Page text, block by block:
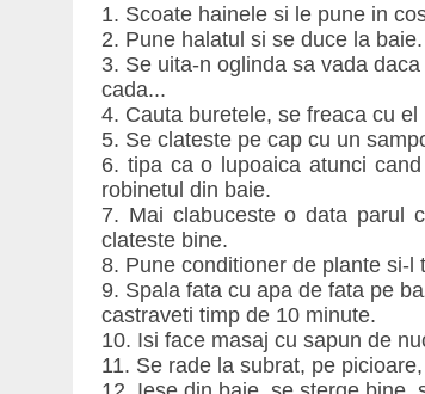
1. Scoate hainele si le pune in
2. Pune halatul si se duce la baie.
3. Se uita-n oglinda sa vada
cada...
4. Cauta buretele, se freaca cu
5. Se clateste pe cap cu un
6. tipa ca o lupoaica atunci
robinetul din baie.
7. Mai clabuceste o data parul
clateste bine.
8. Pune conditioner de plante si-l
9. Spala fata cu apa de fata pe
castraveti timp de 10 minute.
10. Isi face masaj cu sapun de
11. Se rade la subrat, pe